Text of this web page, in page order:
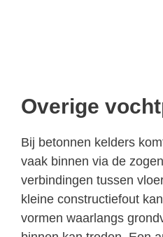
Overige
Bij betonnen kelders
vaak binnen via de
verbindingen tussen
kleine constructiefout
vormen waarlangs